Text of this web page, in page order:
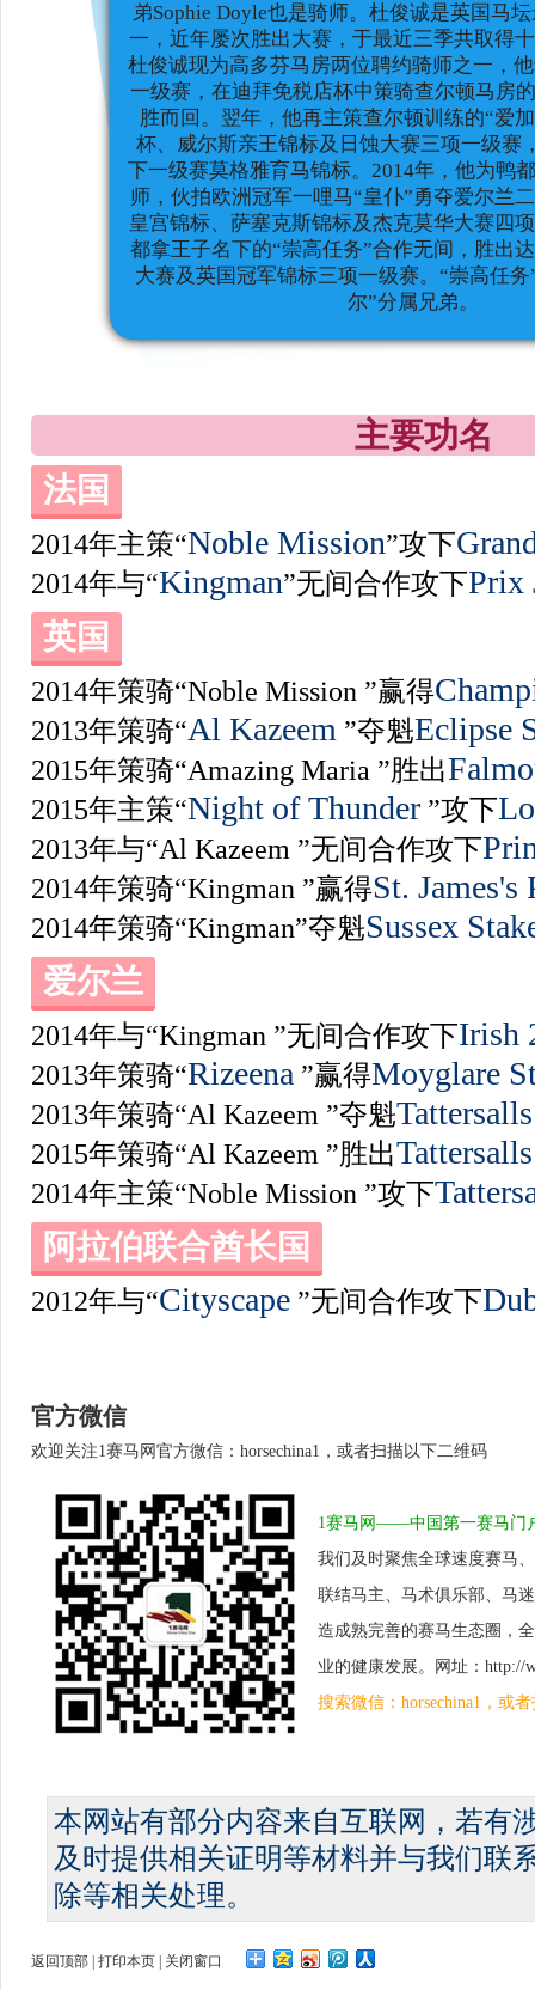
弟Sophie Doyle也是骑师。杜俊诚是英国马
一，近年屡次胜出大赛，于最近三季共取得
杜俊诚现为高多芬马房两位聘约骑师之一，
一级赛，在迪拜免税店杯中策骑查尔顿马房
胜而回。翌年，他再主策查尔顿训练的“爱
杯、威尔斯亲王锦标及日蚀大赛三项一级赛
下一级赛莫格雅育马锦标。2014年，他为鸭
师，伙拍欧洲冠军一哩马“皇仆”勇夺爱尔兰
皇宫锦标、萨塞克斯锦标及杰克莫华大赛四
都拿王子名下的“崇高任务”合作无间，胜出
大赛及英国冠军锦标三项一级赛。“崇高任
尔”分属兄弟。
主要功名
法国
2014年主策“Noble Mission”攻下
2014年与“Kingman”无间合作攻下Prix
英国
2014年策骑“Noble Mission ”赢得
2013年策骑“Al Kazeem ”夺魁Eclipse
2015年策骑“Amazing Maria ”胜出
2015年主策“Night of Thunder ”攻下
2013年与“Al Kazeem ”无间合作攻下
2014年策骑“Kingman ”赢得St. James's
2014年策骑“Kingman”夺魁Sussex
爱尔兰
2014年与“Kingman ”无间合作攻下Irish
2013年策骑“Rizeena ”赢得Moyglare
2013年策骑“Al Kazeem ”夺魁
2015年策骑“Al Kazeem ”胜出
2014年主策“Noble Mission ”攻下
阿拉伯联合酋长国
2012年与“Cityscape ”无间合作攻下
官方微信
欢迎关注1赛马网官方微信：horsechina1，或者扫描以下二维码
1赛马网——中国第一赛马门
我们及时聚焦全球速度赛马
联结马主、马术俱乐部、马
造成熟完善的赛马生态圈，
业的健康发展。网址：http://
搜索微信：horsechina1，或
本网站有部分内容来自互联网，若有
及时提供相关证明等材料并与我们联
除等相关处理。
返回顶部 打印本页 关闭窗口